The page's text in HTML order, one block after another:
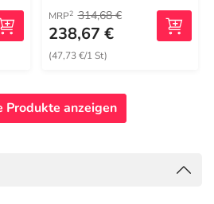
MRP2 314,68 €
238,67 €
(47,73 €/1 St)
Produkte anzeigen